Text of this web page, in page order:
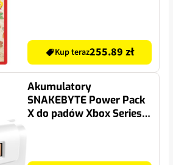
Kup teraz255.89 zł
Akumulatory
SNAKEBYTE Power Pack
X do padów Xbox Series